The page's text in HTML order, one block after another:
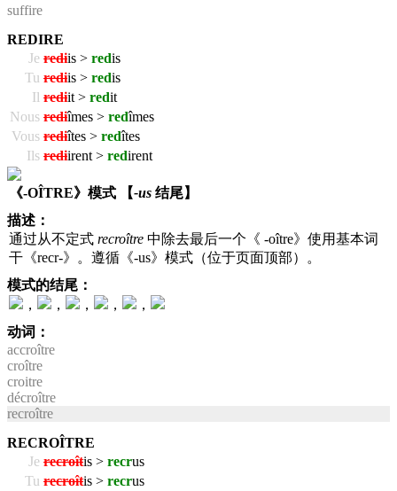
suffire
REDIRE
Je rediis > redis
Tu rediis > redis
Il rediit > redit
Nous rediîmes > redîmes
Vous rediîtes > redîtes
Ils rediirent > redirent
《-OÎTRE》模式 【-us 结尾】
描述：
通过从不定式 recroître 中除去最后一个《 -oître》使用基本词
干《recr-》。遵循《-us》模式（位于页面顶部）。
模式的结尾：
，
， ， ，
，
动词：
accroître
croître
croitre
décroître
recroître
RECROÎTRE
Je recroîtis > recrus
Tu recroîtis > recrus